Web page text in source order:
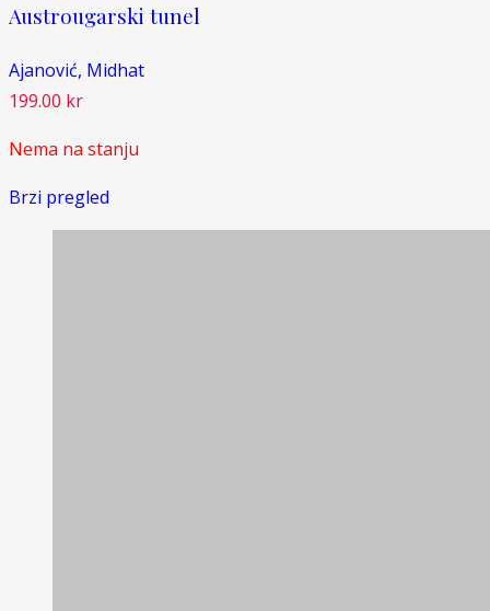
Austrougarski tunel
Ajanović, Midhat
199.00 kr
Nema na stanju
Brzi pregled